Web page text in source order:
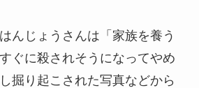
んじょうさんは「家族を養う
ぐに殺されそうになってやめ
掘り起こされた写真などから